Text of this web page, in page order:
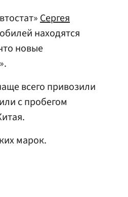
Сергея
находятся
новые
всего привозили
с пробегом
марок.